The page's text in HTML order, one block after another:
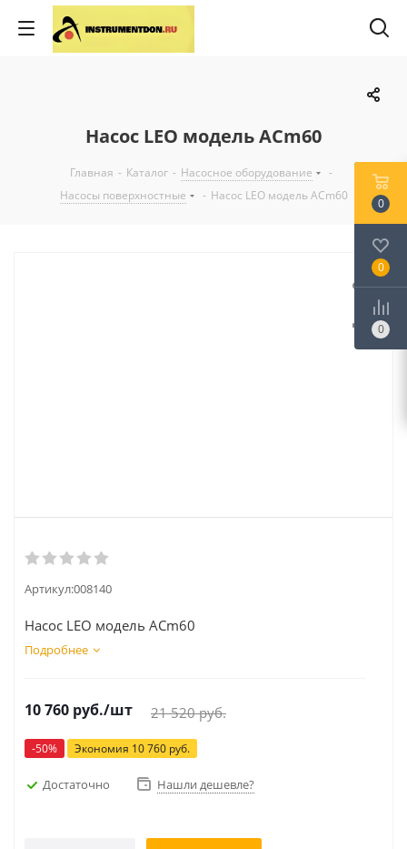
Насос LEO модель ACm60
Главная - Каталог - Насосное оборудование
-
Насосы поверхностные
- Насос LEO модель ACm60
Артикул:008140
Насос LEO модель ACm60
Подробнее
10 760 руб./шт 21 520руб.
-50% Экономия 10 760 руб.
Достаточно Нашли дешевле?
0
0
0